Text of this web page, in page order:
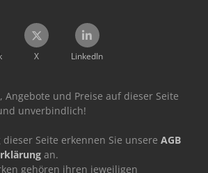
X LinkedIn
und Preise auf dieser Seite
unverbindlich!
Seite erkennen Sie unsere AGB
an.
gehören ihren jeweiligen